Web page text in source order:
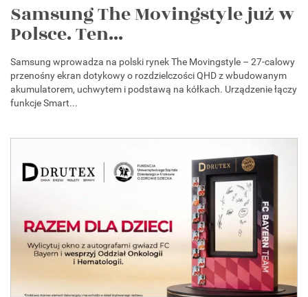
Samsung The Movingstyle już w
Polsce. Ten...
Samsung wprowadza na polski rynek The Movingstyle – 27-calowy
przenośny ekran dotykowy o rozdzielczości QHD z wbudowanym
akumulatorem, uchwytem i podstawą na kółkach. Urządzenie łączy
funkcje Smart...